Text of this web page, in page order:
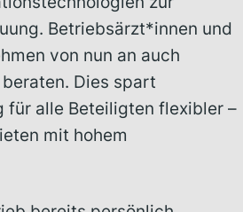
Betriebsärzt*innen und
von nun an auch
Dies spart
für alle Beteiligten flexibler –
mit hohem